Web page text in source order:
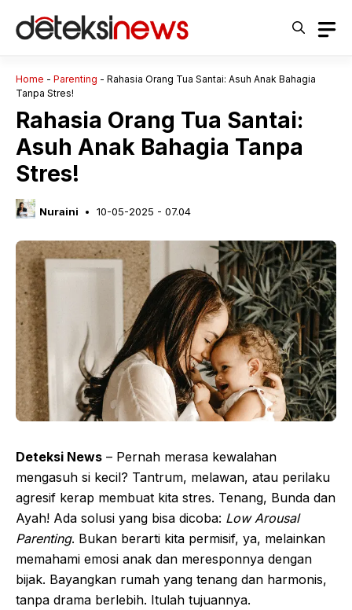
Home - Parenting - Rahasia Orang Tua Santai: Asuh Anak Bahagia
Tanpa Stres!
Rahasia Orang Tua Santai:
Asuh Anak Bahagia Tanpa
Stres!
Nuraini 10-05-2025 - 07.04
Deteksi News – Pernah merasa kewalahan
mengasuh si kecil? Tantrum, melawan, atau perilaku
agresif kerap membuat kita stres. Tenang, Bunda dan
Ayah! Ada solusi yang bisa dicoba: Low Arousal
Parenting. Bukan berarti kita permisif, ya, melainkan
memahami emosi anak dan meresponnya dengan
bijak. Bayangkan rumah yang tenang dan harmonis,
tanpa drama berlebih. Itulah tujuannya.